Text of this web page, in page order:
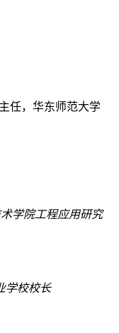
任，华东师范大学
学院工程应用研究
学校校长